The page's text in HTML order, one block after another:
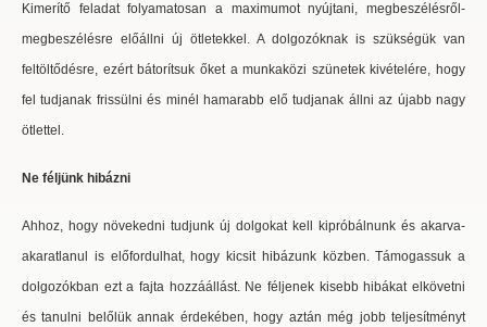
Kimerítő feladat folyamatosan a maximumot nyújtani, megbeszélésről-
megbeszélésre előállni új ötletekkel. A dolgozóknak is szükségük van
feltöltődésre, ezért bátorítsuk őket a munkaközi szünetek kivételére, hogy
fel tudjanak frissülni és minél hamarabb elő tudjanak állni az újabb nagy
ötlettel.
Ne féljünk hibázni
Ahhoz, hogy növekedni tudjunk új dolgokat kell kipróbálnunk és akarva-
akaratlanul is előfordulhat, hogy kicsit hibázunk közben. Támogassuk a
dolgozókban ezt a fajta hozzáállást. Ne féljenek kisebb hibákat elkövetni
és tanulni belőlük annak érdekében, hogy aztán még jobb teljesítményt